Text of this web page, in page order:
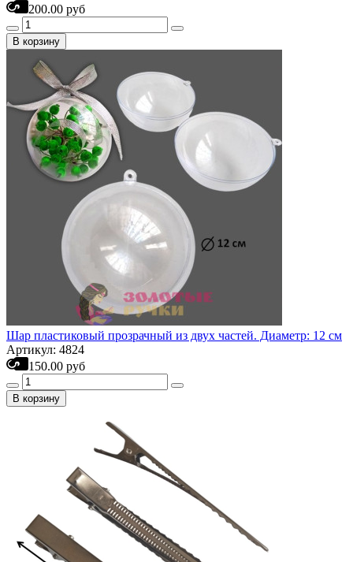
200.00 руб
В корзину
Шар пластиковый прозрачный из двух частей. Диаметр: 12 см
Артикул: 4824
150.00 руб
В корзину